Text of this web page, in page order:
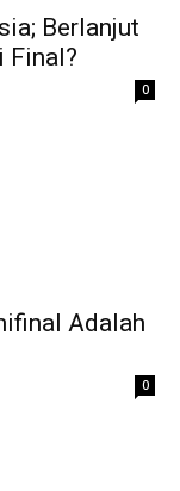
Berlanjut
Final?
0
Adalah
0